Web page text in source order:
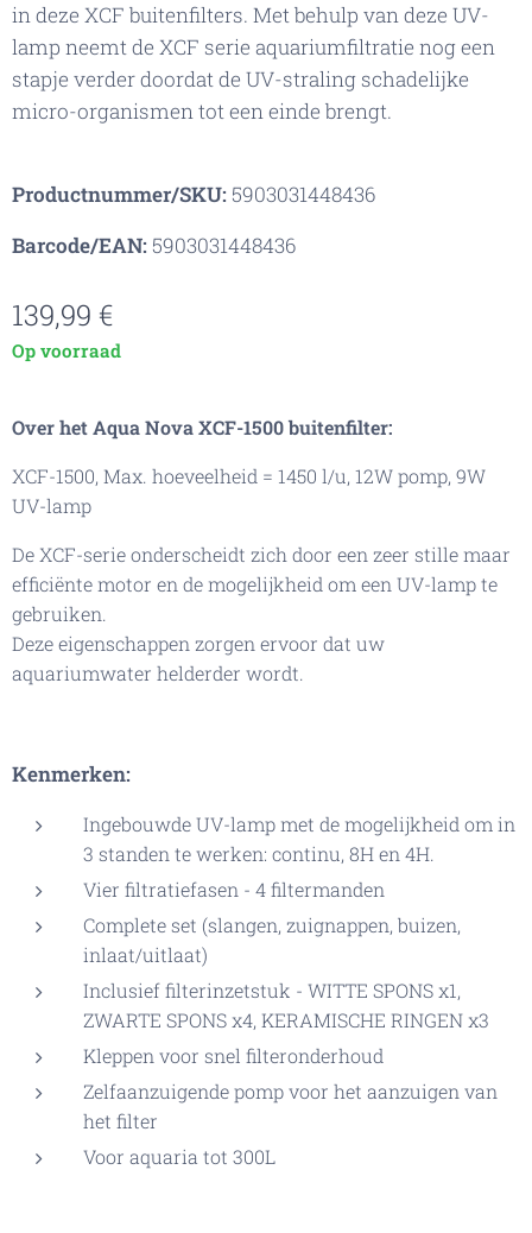
in deze XCF buitenfilters. Met behulp van deze UV-
lamp neemt de XCF serie aquariumfiltratie nog een
stapje verder doordat de UV-straling schadelijke
micro-organismen tot een einde brengt.
Productnummer/SKU: 5903031448436
Barcode/EAN: 5903031448436
139,99 €
Op voorraad
Over het Aqua Nova XCF-1500 buitenfilter:
XCF-1500, Max. hoeveelheid = 1450 l/u, 12W pomp, 9W
UV-lamp
De XCF-serie onderscheidt zich door een zeer stille maar
efficiënte motor en de mogelijkheid om een UV-lamp te
gebruiken.
Deze eigenschappen zorgen ervoor dat uw
aquariumwater helderder wordt.
Kenmerken:
Ingebouwde UV-lamp met de mogelijkheid om in
3 standen te werken: continu, 8H en 4H.
Vier filtratiefasen - 4 filtermanden
Complete set (slangen, zuignappen, buizen,
inlaat/uitlaat)
Inclusief filterinzetstuk - WITTE SPONS x1,
ZWARTE SPONS x4, KERAMISCHE RINGEN x3
Kleppen voor snel filteronderhoud
Zelfaanzuigende pomp voor het aanzuigen van
het filter
Voor aquaria tot 300L